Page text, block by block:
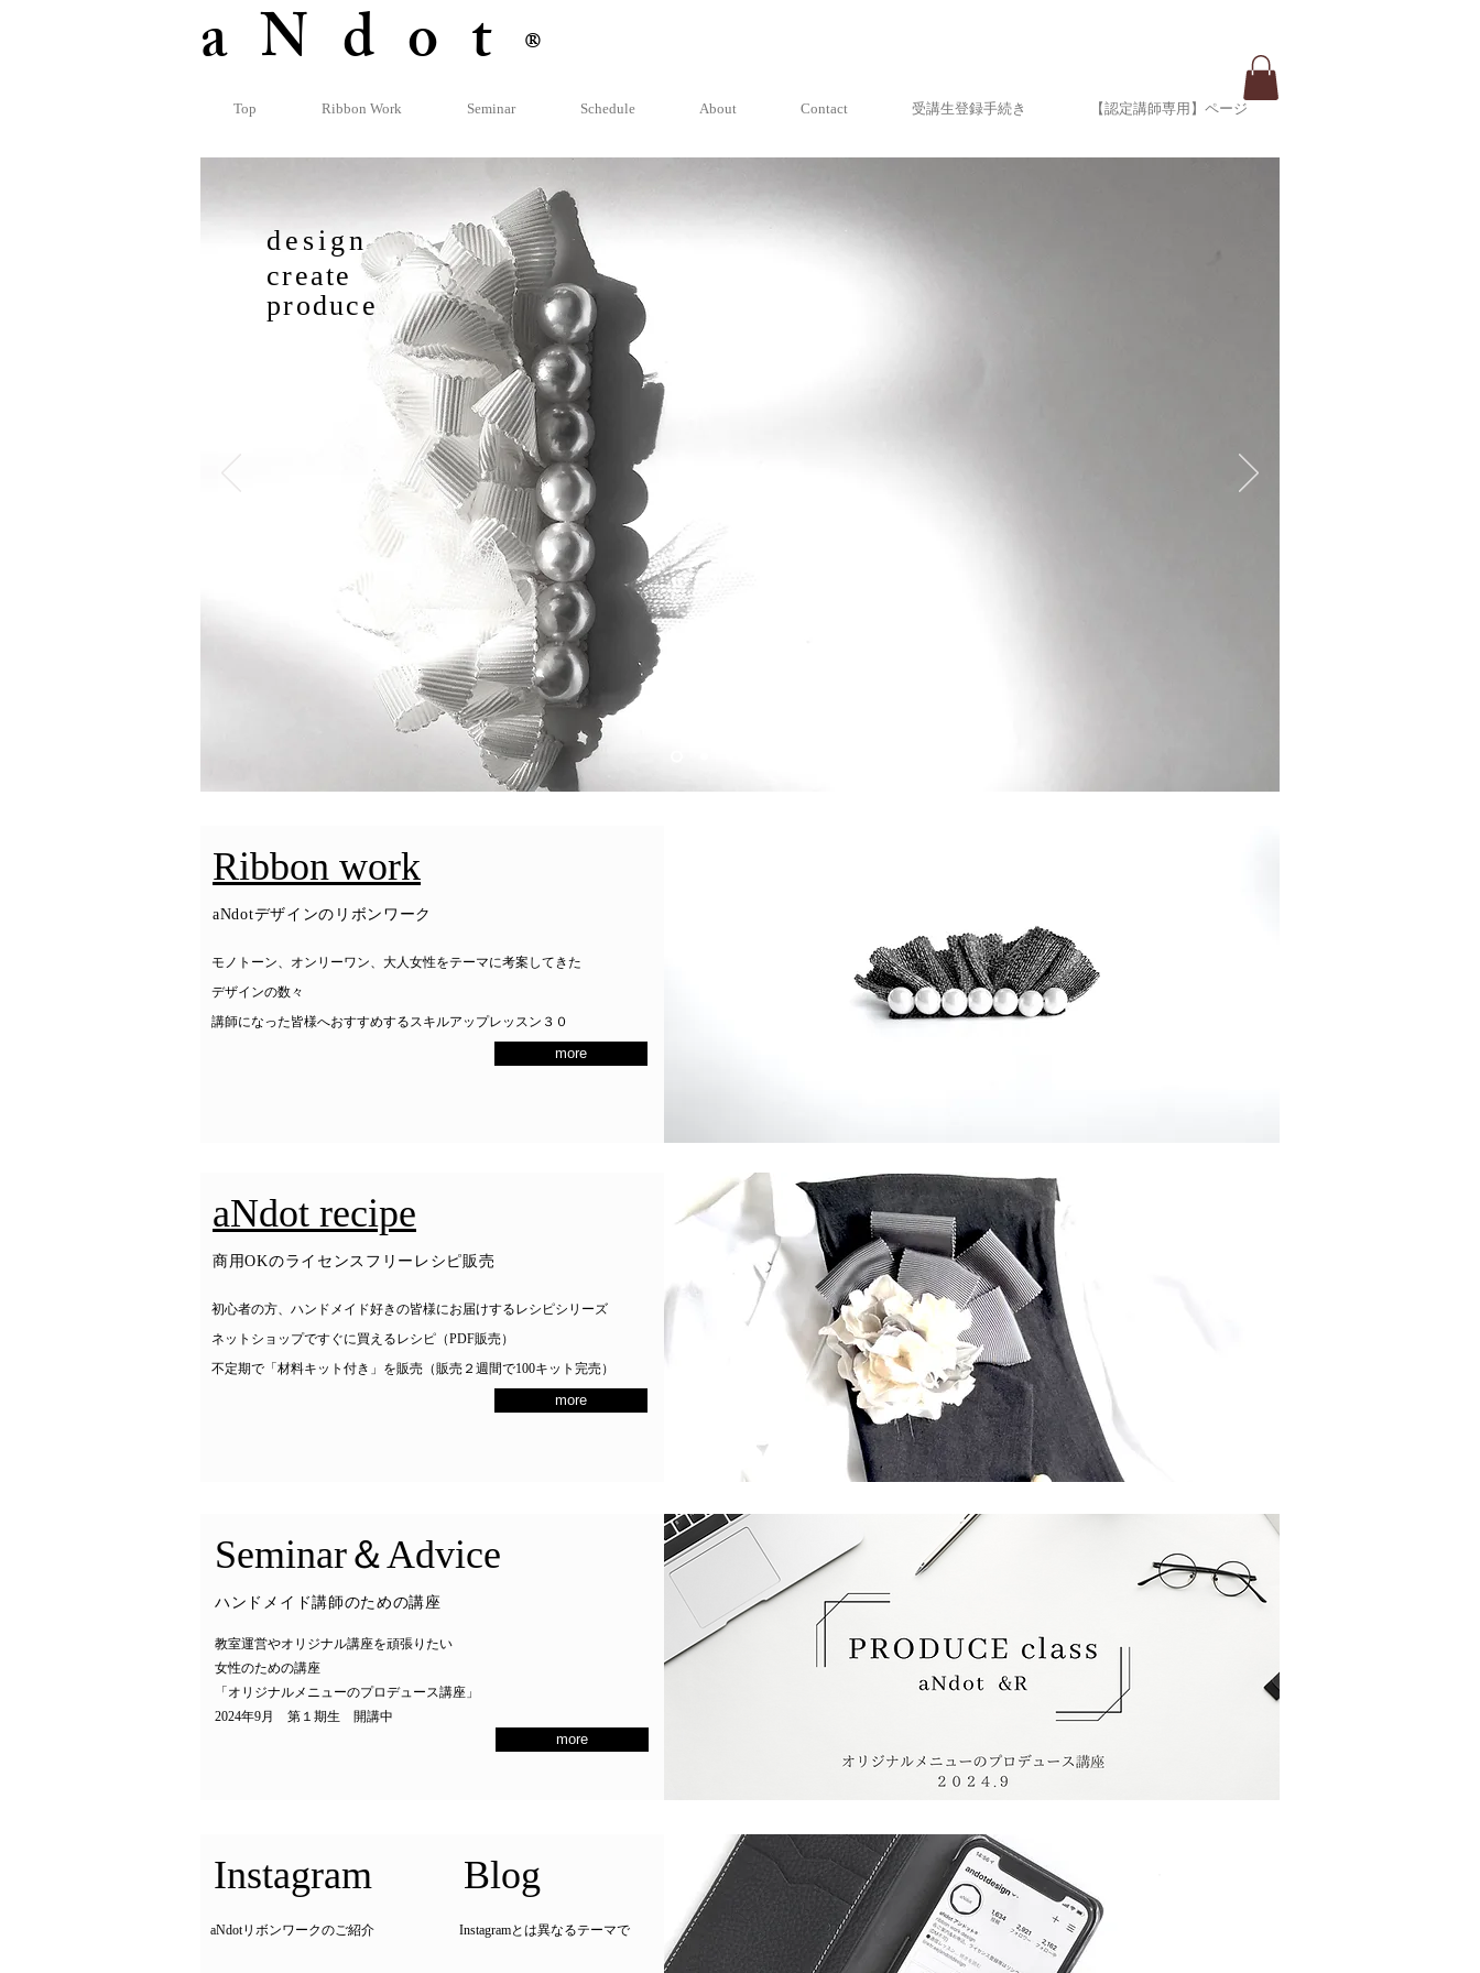
​aNdot ®︎
Top Ribbon Work Seminar Schedule About Contact 受講生登録手続き 【認定講師専用】ページ
design
create
produce
Ribbon work
aNdotデザインのリボンワーク
​モノトーン、オンリーワン、大人女性をテーマに考案してきた
デザインの数々
​講師になった皆様へおすすめするスキルアップレッスン３０
more
aNdot recipe
​商用OKのライセンスフリーレシピ販売
​初心者の方、ハンドメイド好きの皆様にお届けするレシピシリーズ
​ネットショップですぐに買えるレシピ（PDF販売）
​不定期で「材料キット付き」を販売（販売２週間で100キット完売）
more
​Seminar＆Advice
​ハンドメイド講師のための講座
教室運営やオリジナル講座を頑張りたい
女性のための講座
「オリジナルメニューのプロデュース講座」
2024年9月​ 第１期生 開講中
more
​Instagram
aNdotリボンワークのご紹介
​Blog
Instagramとは異なるテーマで